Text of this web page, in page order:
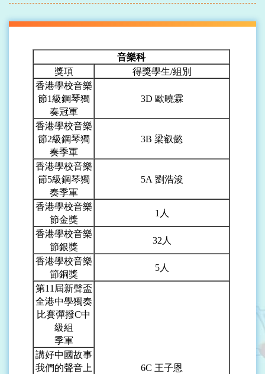
音樂科
獎項
得獎學生/組別
香港學校音樂
節1級鋼琴獨
奏冠軍
3D 歐曉霖
香港學校音樂
節2級鋼琴獨
奏季軍
3B 梁叡懿
香港學校音樂
節5級鋼琴獨
奏季軍
5A 劉浩浚
香港學校音樂
節金獎
1 人
香港學校音樂
節銀獎
32 人
香港學校音樂
節銅獎
5人
第11屆新聲盃
全港中學獨奏
比賽彈撥C中
級組
季軍
6C 王子恩
講好中國故事
我們的聲音上